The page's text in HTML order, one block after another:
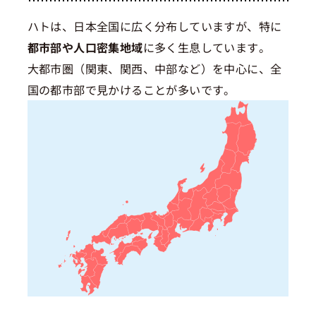
ハトは、日本全国に広く分布していますが、特に
都市部や人口密集地域に多く生息しています。
大都市圏（関東、関西、中部など）を中心に、全
国の都市部で見かけることが多いです。